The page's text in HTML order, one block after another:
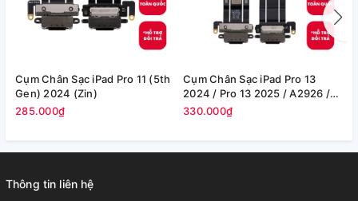
Cụm Chân Sạc iPad Pro 11 (5th
Gen) 2024 (Zin)
285.000₫
Cụm Chân Sạc iPad Pro 13
2024 / Pro 13 2025 / A2926 /
A2925 (Zin)
330.000₫
Thông tin liên hệ